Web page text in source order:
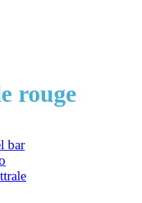
rouge
bar